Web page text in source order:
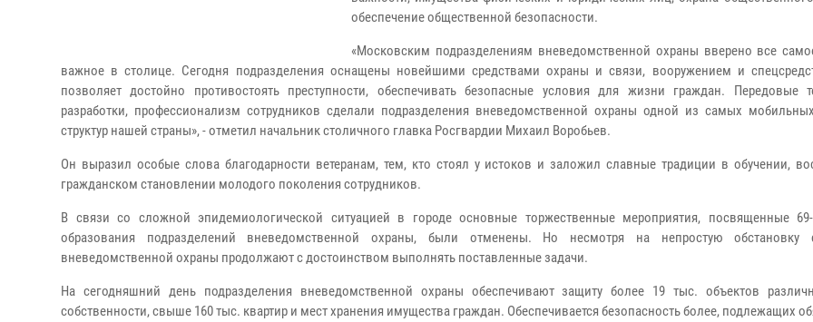
обеспечение общественной безопасности.
«Московским подразделениям вневедомственной охраны вверено все
важное в столице. Сегодня подразделения оснащены новейшими средствами охраны и связи, вооружением и
позволяет достойно противостоять преступности, обеспечивать безопасные условия для жизни граждан. Передовые
разработки, профессионализм сотрудников сделали подразделения вневедомственной охраны одной из самых
структур нашей страны», - отметил начальник столичного главка Росгвардии Михаил Воробьев.
Он выразил особые слова благодарности ветеранам, тем, кто стоял у истоков и заложил славные традиции в обучении,
гражданском становлении молодого поколения сотрудников.
В связи со сложной эпидемиологической ситуацией в городе основные торжественные мероприятия, посвященные
образования подразделений вневедомственной охраны, были отменены. Но несмотря на непростую обстановку
вневедомственной охраны продолжают с достоинством выполнять поставленные задачи.
На сегодняшний день подразделения вневедомственной охраны обеспечивают защиту более 19 тыс. объектов
собственности, свыше 160 тыс. квартир и мест хранения имущества граждан. Обеспечивается безопасность более, подлежащих